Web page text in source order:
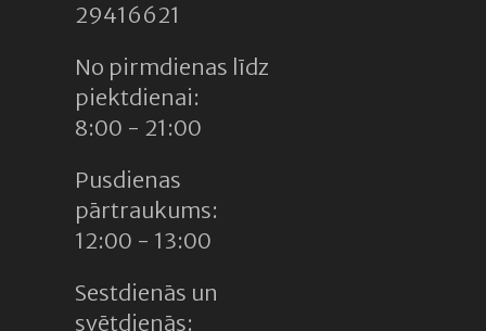
29416621
No pirmdienas līdz
piektdienai:
8:00 - 21:00
Pusdienas
pārtraukums:
12:00 - 13:00
Sestdienās un
svētdienās: